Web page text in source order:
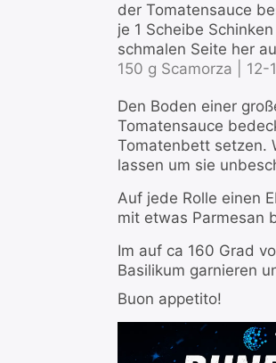
der Tomatensauce
je 1 Scheibe
schmalen Seite her
150 g Scamorza |
12-
Den Boden einer
Tomatensauce
Tomatenbett setzen.
lassen um sie
Auf jede Rolle einen
mit etwas Parmesan
Im auf ca 160 Grad
Basilikum garnieren
Buon appetito!